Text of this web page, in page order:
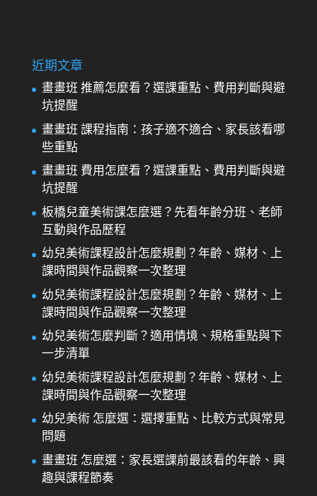
近期文章
畫畫班 推薦怎麼看？選課重點、費用判斷與避
坑提醒
畫畫班 課程指南：孩子適不適合、家長該看哪
些重點
畫畫班 費用怎麼看？選課重點、費用判斷與避
坑提醒
板橋兒童美術課怎麼選？先看年齡分班、老師
互動與作品歷程
幼兒美術課程設計怎麼規劃？年齡、媒材、上
課時間與作品觀察一次整理
幼兒美術課程設計怎麼規劃？年齡、媒材、上
課時間與作品觀察一次整理
幼兒美術怎麼判斷？適用情境、規格重點與下
一步清單
幼兒美術課程設計怎麼規劃？年齡、媒材、上
課時間與作品觀察一次整理
幼兒美術 怎麼選：選擇重點、比較方式與常見
問題
畫畫班 怎麼選：家長選課前最該看的年齡、興
趣與課程節奏